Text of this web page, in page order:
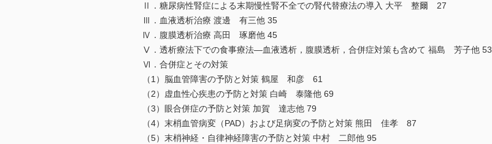
Ⅱ．糖尿病性腎症による末期慢性腎不全での腎代替療法の導入 大平 整爾 27
Ⅲ．血液透析治療 渡邊 有三他 35
Ⅳ．腹膜透析治療 高田 琢磨他 45
Ⅴ．透析療法下での食事療法―血液透析，腹膜透析，合併症対策も含めて 福島 芳子他 53
Ⅵ．合併症とその対策
（1）脳血管障害の予防と対策 鶴屋 和彦 61
（2）虚血性心疾患の予防と対策 白崎 泰隆他 69
（3）眼合併症の予防と対策 加賀 達志他 79
（4）末梢血管病変（PAD）および足病変の予防と対策 熊田 佳孝 87
（5）末梢神経・自律神経障害の予防と対策 中村 二郎他 95